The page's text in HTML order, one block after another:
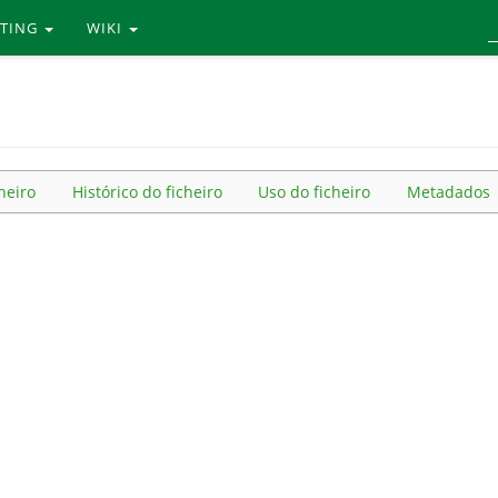
WIKI
Histórico do ficheiro Uso do ficheiro Metadados